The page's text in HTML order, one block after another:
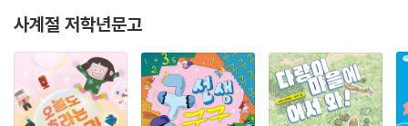
사계절 저학년문고